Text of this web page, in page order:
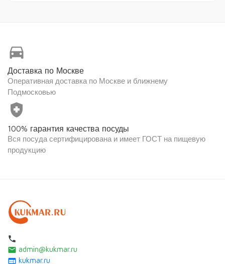
directions_car
Доставка по Москве
Оперативная доставка по Москве и ближнему
Подмосковью
health_and_safety
100% гарантия качества посуды
Вся посуда сертифицирована и имеет ГОСТ на пищевую
продукцию
local_phone
email admin@kukmar.ru
web kukmar.ru